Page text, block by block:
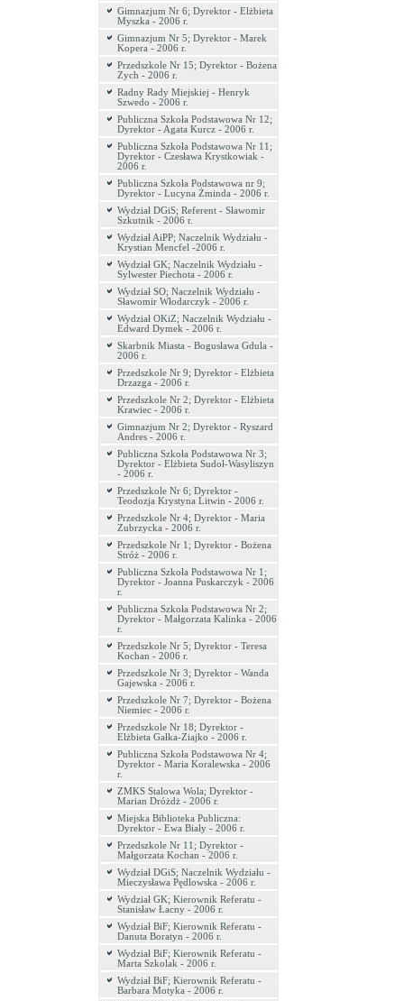
Gimnazjum Nr 6; Dyrektor - Elżbieta
Myszka - 2006 r.
Gimnazjum Nr 5; Dyrektor - Marek
Kopera - 2006 r.
Przedszkole Nr 15; Dyrektor - Bożena
Zych - 2006 r.
Radny Rady Miejskiej - Henryk
Szwedo - 2006 r.
Publiczna Szkoła Podstawowa Nr 12;
Dyrektor - Agata Kurcz - 2006 r.
Publiczna Szkoła Podstawowa Nr 11;
Dyrektor - Czesława Krystkowiak -
2006 r.
Publiczna Szkoła Podstawowa nr 9;
Dyrektor - Lucyna Żminda - 2006 r.
Wydział DGiS; Referent - Sławomir
Szkutnik - 2006 r.
Wydział AiPP; Naczelnik Wydziału -
Krystian Mencfel -2006 r.
Wydział GK; Naczelnik Wydziału -
Sylwester Piechota - 2006 r.
Wydział SO; Naczelnik Wydziału -
Sławomir Włodarczyk - 2006 r.
Wydział OKiZ; Naczelnik Wydziału -
Edward Dymek - 2006 r.
Skarbnik Miasta - Bogusława Gdula -
2006 r.
Przedszkole Nr 9; Dyrektor - Elżbieta
Drzazga - 2006 r.
Przedszkole Nr 2; Dyrektor - Elżbieta
Krawiec - 2006 r.
Gimnazjum Nr 2; Dyrektor - Ryszard
Andres - 2006 r.
Publiczna Szkoła Podstawowa Nr 3;
Dyrektor - Elżbieta Sudoł-Wasyliszyn
- 2006 r.
Przedszkole Nr 6; Dyrektor -
Teodozja Krystyna Litwin - 2006 r.
Przedszkole Nr 4; Dyrektor - Maria
Zubrzycka - 2006 r.
Przedszkole Nr 1; Dyrektor - Bożena
Stróż - 2006 r.
Publiczna Szkoła Podstawowa Nr 1;
Dyrektor - Joanna Puskarczyk - 2006
r.
Publiczna Szkoła Podstawowa Nr 2;
Dyrektor - Małgorzata Kalinka - 2006
r.
Przedszkole Nr 5; Dyrektor - Teresa
Kochan - 2006 r.
Przedszkole Nr 3; Dyrektor - Wanda
Gajewska - 2006 r.
Przedszkole Nr 7; Dyrektor - Bożena
Niemiec - 2006 r.
Przedszkole Nr 18; Dyrektor -
Elżbieta Gałka-Ziajko - 2006 r.
Publiczna Szkoła Podstawowa Nr 4;
Dyrektor - Maria Koralewska - 2006
r.
ZMKS Stalowa Wola; Dyrektor -
Marian Dróżdż - 2006 r.
Miejska Biblioteka Publiczna:
Dyrektor - Ewa Biały - 2006 r.
Przedszkole Nr 11; Dyrektor -
Małgorzata Kochan - 2006 r.
Wydział DGiS; Naczelnik Wydziału -
Mieczysława Pędlowska - 2006 r.
Wydział GK; Kierownik Referatu -
Stanisław Łacny - 2006 r.
Wydział BiF; Kierownik Referatu -
Danuta Boratyn - 2006 r.
Wydział BiF; Kierownik Referatu -
Marta Szkolak - 2006 r.
Wydział BiF; Kierownik Referatu -
Barbara Motyka - 2006 r.